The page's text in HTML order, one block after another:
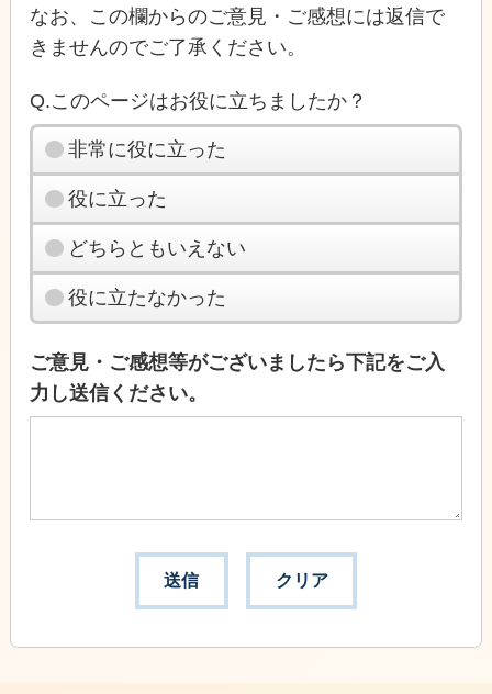
なお、この欄からのご意見・ご感想には返信で
きませんのでご了承ください。
Q.このページはお役に立ちましたか？
非常に役に立った
役に立った
どちらともいえない
役に立たなかった
ご意見・ご感想等がございましたら下記をご入
力し送信ください。